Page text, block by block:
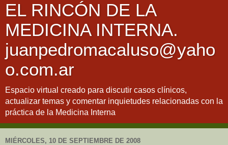
EL RINCÓN DE LA
MEDICINA INTERNA.
juanpedromacaluso@yaho
o.com.ar
Espacio virtual creado para discutir casos clínicos,
actualizar temas y comentar inquietudes relacionadas con la
práctica de la Medicina Interna
MIÉRCOLES, 10 DE SEPTIEMBRE DE 2008